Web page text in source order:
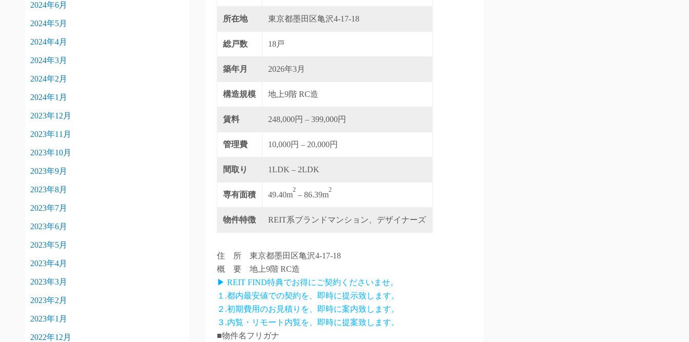
所在地 東京都墨田区亀沢4-17-18
総戸数 18戸
築年月 2026年3月
構造規模 地上9階 RC造
賃料 248,000円 – 399,000円
管理費 10,000円 – 20,000円
間取り 1LDK – 2LDK
専有面積 49.40m
2
– 86.39m
2
物件特徴 REIT系ブランドマンション、デザイナーズ
住 所 東京都墨田区亀沢4-17-18
概 要 地上9階 RC造
▶ REIT FIND特典でお得にご契約くださいませ。
１.都内最安値での契約を、即時に提示致します。
２.初期費用のお見積りを、即時に案内致します。
３.内覧・リモート内覧を、即時に提案致します。
■物件名フリガナ
2024年6月
2024年5月
2024年4月
2024年3月
2024年2月
2024年1月
2023年12月
2023年11月
2023年10月
2023年9月
2023年8月
2023年7月
2023年6月
2023年5月
2023年4月
2023年3月
2023年2月
2023年1月
2022年12月